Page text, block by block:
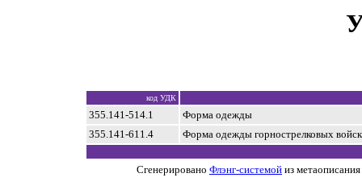
код УДК
355.141-514.1
Форма одежды
355.141-611.4
Форма одежды горнострелковых войск
Сгенерировано Флэнг-системой из